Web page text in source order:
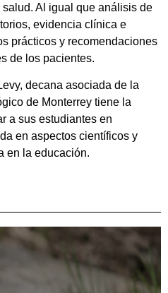
Al igual que análisis de
evidencia clínica e
prácticos y recomendaciones
de los pacientes.
decana asociada de la
de Monterrey tiene la
a sus estudiantes en
en aspectos científicos y
en la educación.